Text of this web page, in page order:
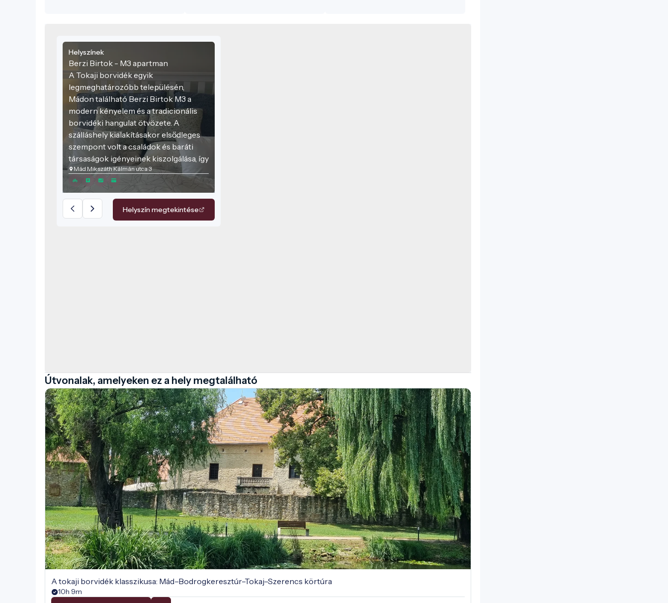
Helyszínek
Berzi Birtok - M3 apartman
A Tokaji borvidék egyik
legmeghatározóbb településén,
Mádon található Berzi Birtok M3 a
modern kényelem és a tradicionális
borvidéki hangulat ötvözete. A
szálláshely kialakításakor elsődleges
szempont volt a családok és baráti
társaságok igényeinek kiszolgálása, így
az ingatlan tágas tereket és magas
minőségű szolgáltatásokat kínál a
pihenni vágyók számára.
Mád Mikszáth Kálmán utca 3
Helyszín megtekintése
Útvonalak, amelyeken ez a hely megtalálható
A tokaji borvidék klasszikusa: Mád–Bodrogkeresztúr–Tokaj–Szerencs körtúra
10h 9m